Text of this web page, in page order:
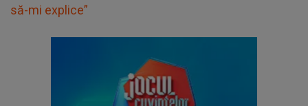
să-mi explice”